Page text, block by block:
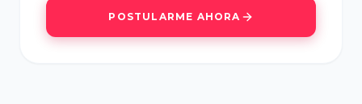
POSTULARME AHORA